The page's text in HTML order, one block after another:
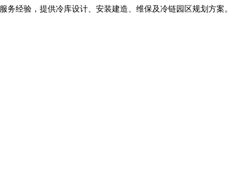
务经验，提供冷库设计、安装建造、维保及冷链园区规划方案。